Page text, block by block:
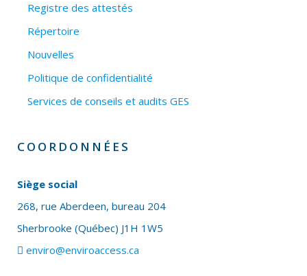
Registre des attestés
Répertoire
Nouvelles
Politique de confidentialité
Services de conseils et audits GES
COORDONNÉES
Siège social
268, rue Aberdeen, bureau 204
Sherbrooke (Québec) J1H 1W5
enviro@enviroaccess.ca